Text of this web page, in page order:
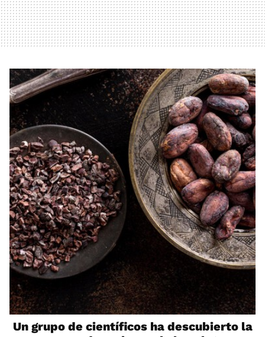
Un grupo de científicos ha descubierto la